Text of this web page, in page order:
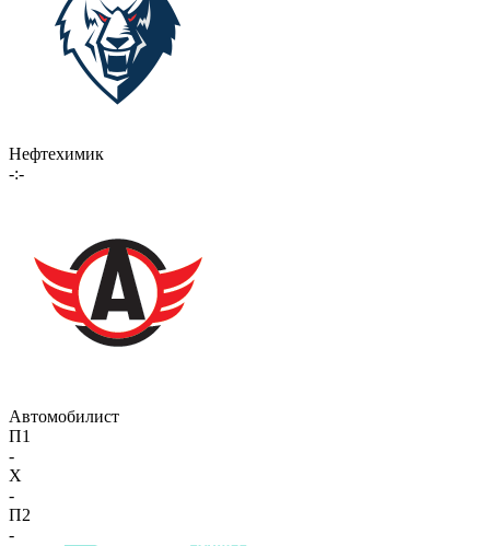
Нефтехимик
-:-
Автомобилист
П1
-
X
-
П2
-